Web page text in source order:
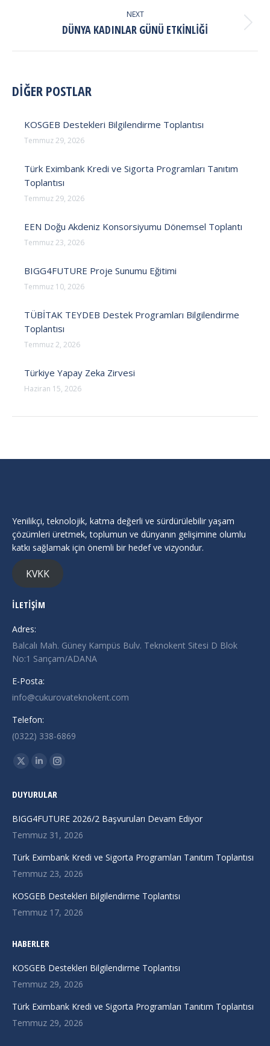
NEXT
Next
DÜNYA KADINLAR GÜNÜ ETKINLIĞI
DİĞER POSTLAR
KOSGEB Destekleri Bilgilendirme Toplantısı
Temmuz 29, 2026
Türk Eximbank Kredi ve Sigorta Programları Tanıtım
Toplantısı
Temmuz 29, 2026
EEN Doğu Akdeniz Konsorsiyumu Dönemsel Toplantı
Temmuz 23, 2026
BIGG4FUTURE Proje Sunumu Eğitimi
Temmuz 10, 2026
TÜBİTAK TEYDEB Destek Programları Bilgilendirme
Toplantısı
Temmuz 2, 2026
Türkiye Yapay Zeka Zirvesi
Haziran 15, 2026
Yenilikçi, teknolojik, katma değerli ve sürdürülebilir yaşam
çözümleri üretmek, toplumun ve dünyanın gelişimine olumlu
katkı sağlamak için önemli bir hedef ve vizyondur.
KVKK
İLETİŞİM
Adres:
Balcalı Mah. Güney Kampüs Bulv. Teknokent Sitesi D Blok
No:1 Sarıçam/ADANA
E-Posta:
info@cukurovateknokent.com
Telefon:
(0322) 338-6869
Find us on:
X
opens
in
Linkedin
opens
in
new
Instagram
opens
in
new
DUYURULAR
BIGG4FUTURE 2026/2 Başvuruları Devam Ediyor
Temmuz 31, 2026
Türk Eximbank Kredi ve Sigorta Programları Tanıtım Toplantısı
Temmuz 23, 2026
KOSGEB Destekleri Bilgilendirme Toplantısı
Temmuz 17, 2026
HABERLER
KOSGEB Destekleri Bilgilendirme Toplantısı
Temmuz 29, 2026
Türk Eximbank Kredi ve Sigorta Programları Tanıtım Toplantısı
Temmuz 29, 2026